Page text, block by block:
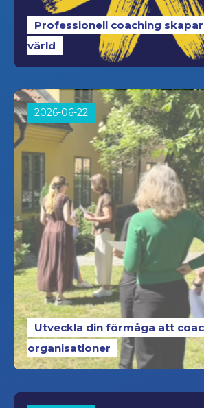
Professionell coaching
värld
2026-06-22
Utveckla din förmåga att
organisationer